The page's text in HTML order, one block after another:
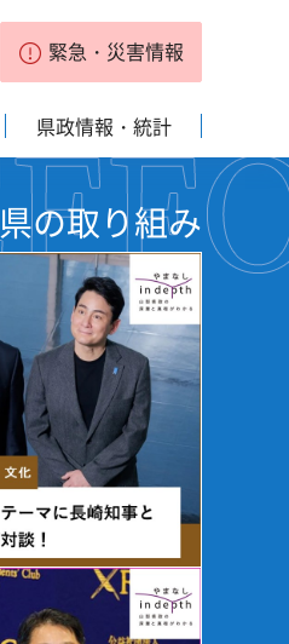
緊急・災害情報
県政情報・統計
県の取り組み